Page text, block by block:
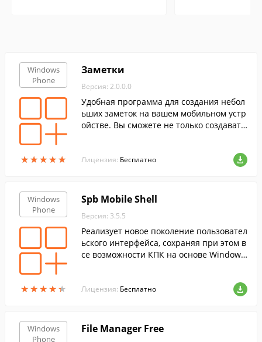
Windows
Phone
★★★★★
★★★★★
Заметки
Версия: 2.0.0.0
Удобная программа для создания небол
ьших заметок на вашем мобильном устр
ойстве. Вы сможете не только создавать
Лицензия: Бесплатно
Windows
Phone
★★★★★
★★★★★
Spb Mobile Shell
Версия: 3.5.5
Реализует новое поколение пользовател
ьского интерфейса, сохраняя при этом в
се возможности КПК на основе Windows
Лицензия: Бесплатно
Windows
Phone
File Manager Free